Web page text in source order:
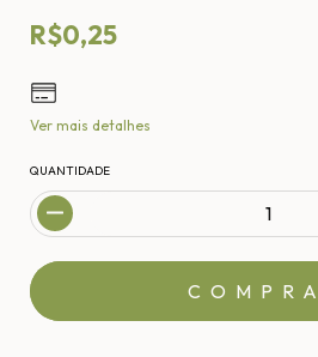
R$0,25
Ver mais detalhes
QUANTIDADE